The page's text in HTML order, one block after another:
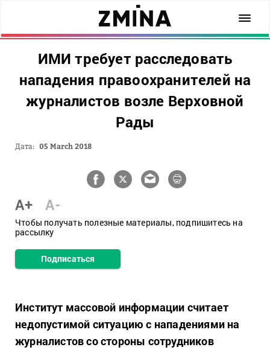
ИМИ требует расследовать
нападения правоохранителей на
журналистов возле Верховной
Рады
Дата: 05 March 2018
A+ A-
Чтобы получать полезные материалы, подпишитесь на
рассылку
Подписаться
Институт массовой информации считает
недопустимой ситуацию с нападениями на
журналистов со стороны сотрудников